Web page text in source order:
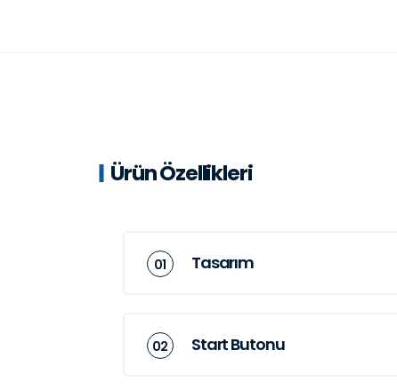
Ürün Özellikleri
Tasarım
Start Butonu